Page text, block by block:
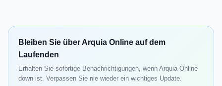
Bleiben Sie über Arquia Online auf dem
Laufenden
Erhalten Sie sofortige Benachrichtigungen, wenn Arquia Online
down ist. Verpassen Sie nie wieder ein wichtiges Update.